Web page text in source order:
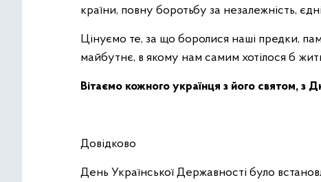
країни, повну боротьбу за незалежність,
Цінуємо те, за що боролися наші предки,
майбутнє, в якому нам самим хотілося б
Вітаємо кожного українця з його святом, з
Довідково
День Української Державності було